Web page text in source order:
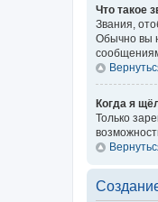
Что такое
Звания,
Обычно вы
Когда я
Только